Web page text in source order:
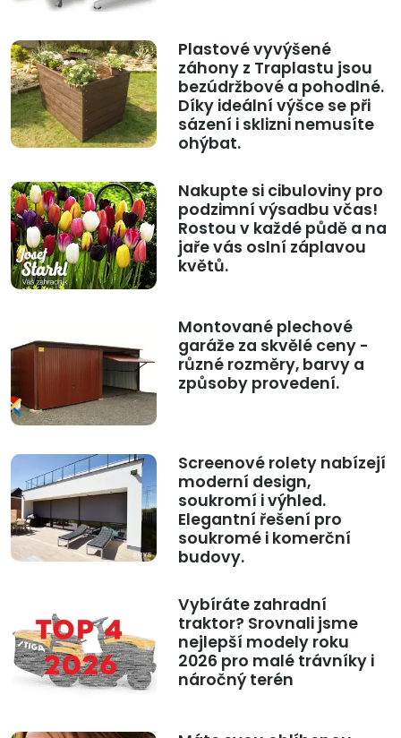
Plastové vyvýšené
záhony z Traplastu jsou
bezúdržbové a pohodlné.
Díky ideální výšce se při
sázení i sklizni nemusíte
ohýbat.
Nakupte si cibuloviny pro
podzimní výsadbu včas!
Rostou v každé půdě a na
jaře vás oslní záplavou
květů.
Montované plechové
garáže za skvělé ceny -
různé rozměry, barvy a
způsoby provedení.
Screenové rolety nabízejí
moderní design,
soukromí i výhled.
Elegantní řešení pro
soukromé i komerční
budovy.
Vybíráte zahradní
traktor? Srovnali jsme
nejlepší modely roku
2026 pro malé trávníky i
náročný terén